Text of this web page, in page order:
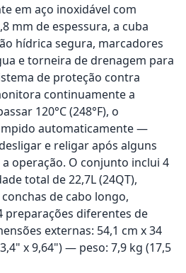
em aço inoxidável com
mm de espessura, a cuba
hídrica segura, marcadores
e torneira de drenagem para
de proteção contra
continuamente a
120°C (248°F), o
automaticamente —
e religar após alguns
operação. O conjunto inclui 4
total de 22,7L (24QT),
de cabo longo,
preparações diferentes de
externas: 54,1 cm x 34
x 9,64") — peso: 7,9 kg (17,5